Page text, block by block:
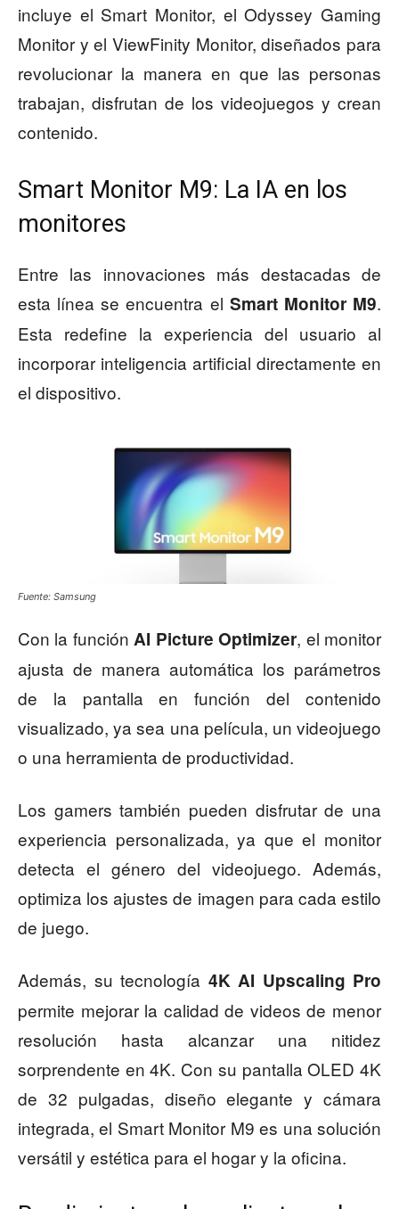
incluye el Smart Monitor, el Odyssey Gaming
Monitor y el ViewFinity Monitor, diseñados para
revolucionar la manera en que las personas
trabajan, disfrutan de los videojuegos y crean
contenido.
Smart Monitor M9: La IA en los
monitores
Entre las innovaciones más destacadas de
esta línea se encuentra el Smart Monitor M9.
Esta redefine la experiencia del usuario al
incorporar inteligencia artificial directamente en
el dispositivo.
Fuente: Samsung
Con la función AI Picture Optimizer, el monitor
ajusta de manera automática los parámetros
de la pantalla en función del contenido
visualizado, ya sea una película, un videojuego
o una herramienta de productividad.
Los gamers también pueden disfrutar de una
experiencia personalizada, ya que el monitor
detecta el género del videojuego. Además,
optimiza los ajustes de imagen para cada estilo
de juego.
Además, su tecnología 4K AI Upscaling Pro
permite mejorar la calidad de videos de menor
resolución hasta alcanzar una nitidez
sorprendente en 4K. Con su pantalla OLED 4K
de 32 pulgadas, diseño elegante y cámara
integrada, el Smart Monitor M9 es una solución
versátil y estética para el hogar y la oficina.